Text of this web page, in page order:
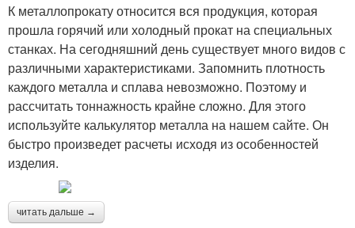
К металлопрокату относится вся продукция, которая
прошла горячий или холодный прокат на специальных
станках. На сегодняшний день существует много видов с
различными характеристиками. Запомнить плотность
каждого металла и сплава невозможно. Поэтому и
рассчитать тоннажность крайне сложно. Для этого
используйте калькулятор металла на нашем сайте. Он
быстро произведет расчеты исходя из особенностей
изделия.
читать дальше →